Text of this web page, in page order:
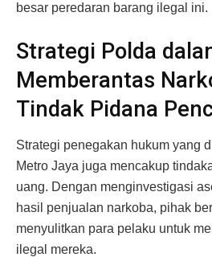
besar peredaran barang ilegal ini.
Strategi Polda
Memberantas
Tindak Pidana
Strategi penegakan hukum yang
Metro Jaya juga mencakup
uang. Dengan menginvestigasi
hasil penjualan narkoba, pihak
menyulitkan para pelaku untuk
ilegal mereka.